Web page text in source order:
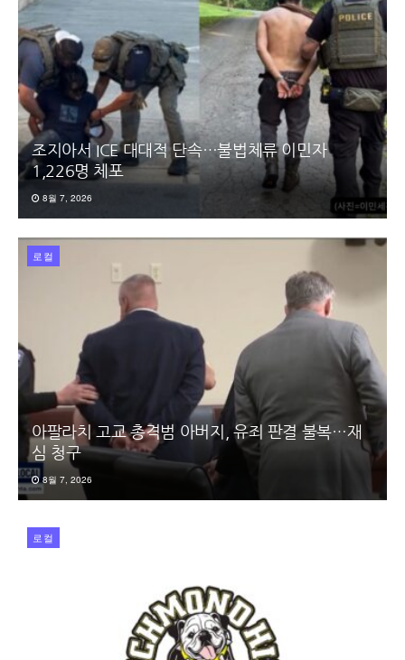
조지아서 ICE 대대적 단속…불법체류 이민자
1,226명 체포
8월 7, 2026
로컬
아팔라치 고교 총격범 아버지, 유죄 판결 불복…재
심 청구
8월 7, 2026
로컬